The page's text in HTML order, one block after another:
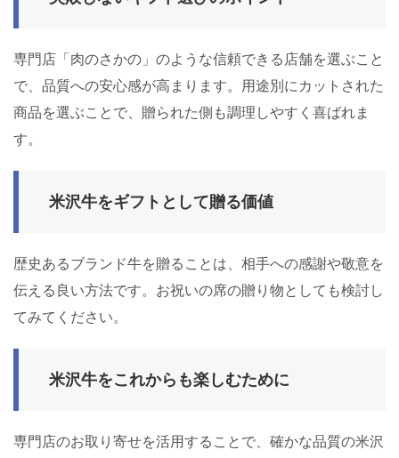
専門店「肉のさかの」のような信頼できる店舗を選ぶこと
で、品質への安心感が高まります。用途別にカットされた
商品を選ぶことで、贈られた側も調理しやすく喜ばれま
す。
米沢牛をギフトとして贈る価値
歴史あるブランド牛を贈ることは、相手への感謝や敬意を
伝える良い方法です。お祝いの席の贈り物としても検討し
てみてください。
米沢牛をこれからも楽しむために
専門店のお取り寄せを活用することで、確かな品質の米沢